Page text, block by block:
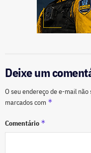
Deixe um
O seu endereço de e-mail não
marcados com *
Comentário *